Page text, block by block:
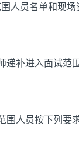
人员名单和现
递补进入面试范
围 人员按下列要